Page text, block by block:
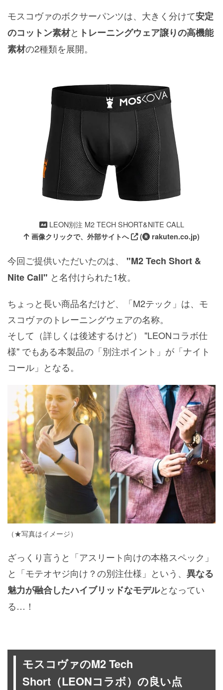
モスコヴァのボクサーパンツは、大きく分けて安定
のコットン素材と トレーニングウェア譲りの高機能
素材の2種類を展開。
LEON別注 M2 TECH SHORT&NITE CALL
画像クリックで、外部サイトへ ( rakuten.co.jp)
今回ご提供いただいたのは、
"M2 Tech Short &
Nite Call" と名付けられた1枚。
ちょっと長い商品名だけど、「M2テック」は、モ
スコヴァのトレーニングウェアの名称。
そして（詳しくは後述するけど） "LEONコラボ仕
様" でもある本製品の「別注ポイント」が「ナイト
コール」となる。
（★写真はイメージ）
ざっくり言うと「アスリート向けの本格スペック」
と「モテオヤジ向け？の別注仕様」という、 異なる
魅力が融合したハイブリッドなモデルとなってい
る…！
モスコヴァのM2 Tech
Short（LEONコラボ）の良い点